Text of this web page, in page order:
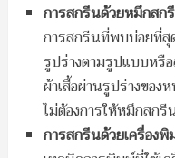
การสกรีนด้วยหมึกสก
การสกรีนที่พบบ่อยที่สุ
รูปร่างตามรูปแบบหรื
ผ้าเสื้อผ่านรูปร่างขอ
ไม่ต้องการให้หมึกสกรี
การสกรีนด้วยเครื่อง